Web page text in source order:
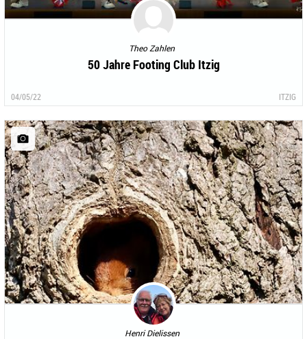
Theo Zahlen
50 Jahre Footing Club Itzig
04/05/22 ITZIG
Henri Dielissen